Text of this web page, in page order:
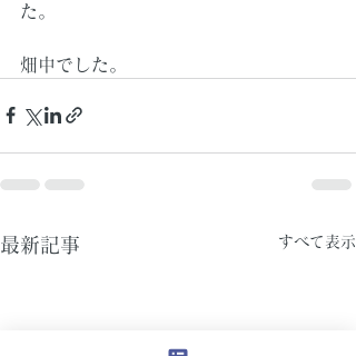
た。
畑中でした。
最新記事 すべて表示